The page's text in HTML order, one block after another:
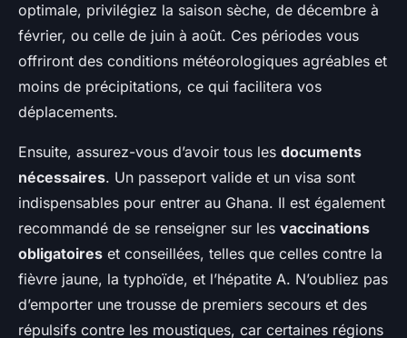
optimale, privilégiez la saison sèche, de décembre à
février, ou celle de juin à août. Ces périodes vous
offriront des conditions météorologiques agréables et
moins de précipitations, ce qui facilitera vos
déplacements.
Ensuite, assurez-vous d’avoir tous les documents
nécessaires. Un passeport valide et un visa sont
indispensables pour entrer au Ghana. Il est également
recommandé de se renseigner sur les vaccinations
obligatoires et conseillées, telles que celles contre la
fièvre jaune, la typhoïde, et l’hépatite A. N’oubliez pas
d’emporter une trousse de premiers secours et des
répulsifs contre les moustiques, car certaines régions